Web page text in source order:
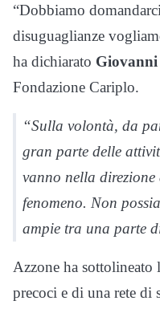
“Dobbiamo
disuguaglianze
ha dichiarato Giovanni
Fondazione Cariplo.
“Sulla volontà, da
gran parte delle
vanno nella
fenomeno. Non
ampie tra una parte
Azzone ha sottolineato
precoci e di una rete di